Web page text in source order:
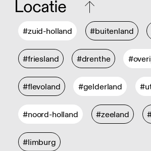
Locatie
#zuid-holland #buitenland
#friesland #drenthe
#flevoland #gelderland
#noord-holland #zeeland
#limburg